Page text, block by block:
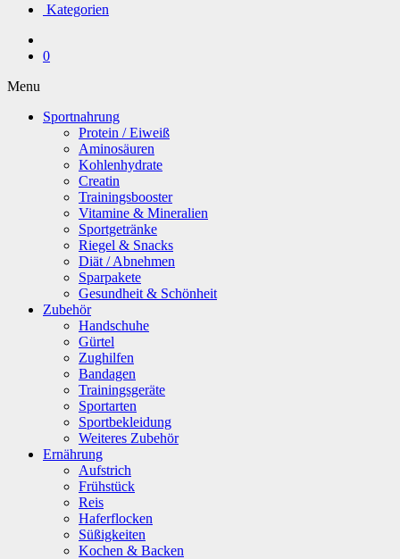
Kategorien
0
Menu
Sportnahrung
Protein / Eiweiß
Aminosäuren
Kohlenhydrate
Creatin
Trainingsbooster
Vitamine & Mineralien
Sportgetränke
Riegel & Snacks
Diät / Abnehmen
Sparpakete
Gesundheit & Schönheit
Zubehör
Handschuhe
Gürtel
Zughilfen
Bandagen
Trainingsgeräte
Sportarten
Sportbekleidung
Weiteres Zubehör
Ernährung
Aufstrich
Frühstück
Reis
Haferflocken
Süßigkeiten
Kochen & Backen